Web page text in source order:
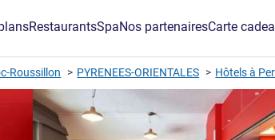
RestaurantsSpaNos partenairesCarte
Roussillon PYRENEES-ORIENTALES Hôtels à